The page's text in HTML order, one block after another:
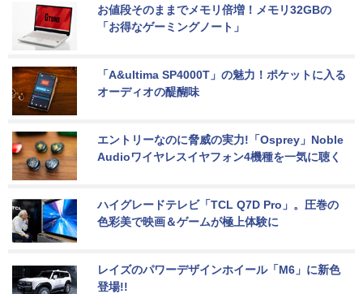
お値段そのままでメモリ倍増！メモリ32GBの
「お得なゲーミングノート」
「A&ultima SP4000T」の魅力！ポケットに入る
オーディオの醍醐味
エントリーなのに脅威の実力!「Osprey」Noble
Audioワイヤレスイヤフォン4機種を一気に聴く
ハイグレードテレビ「TCL Q7D Pro」。圧巻の
色彩美で映画＆ゲームが極上体験に
レイズのパワーデザインホイール「M6」に新色
登場!!